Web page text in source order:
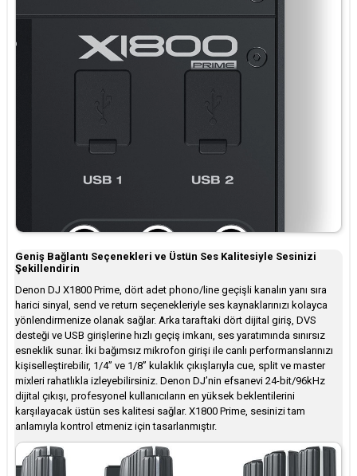
Geniş Bağlantı Seçenekleri ve Üstün Ses Kalitesiyle Sesinizi
Şekillendirin
Denon DJ X1800 Prime, dört adet phono/line geçişli kanalın yanı sıra
harici sinyal, send ve return seçenekleriyle ses kaynaklarınızı kolayca
yönlendirmenize olanak sağlar. Arka taraftaki dört dijital giriş, DVS
desteği ve USB girişlerine hızlı geçiş imkanı, ses yaratımında sınırsız
esneklik sunar. İki bağımsız mikrofon girişi ile canlı performanslarınızı
kişiselleştirebilir, 1/4” ve 1/8” kulaklık çıkışlarıyla cue, split ve master
mixleri rahatlıkla izleyebilirsiniz. Denon DJ’nin efsanevi 24-bit/96kHz
dijital çıkışı, profesyonel kullanıcıların en yüksek beklentilerini
karşılayacak üstün ses kalitesi sağlar. X1800 Prime, sesinizi tam
anlamıyla kontrol etmeniz için tasarlanmıştır.